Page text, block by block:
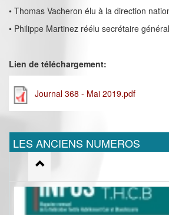
• Thomas Vacheron élu à la direction
• Philippe Martinez réélu secrétaire
Lien de téléchargement:
Journal 368 - Mai 2019.pdf
LES ANCIENS NUMEROS